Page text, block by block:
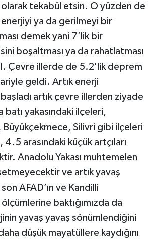
tekabül etsin. O yüzden de
ya da gerilmeyi bir
demek yani 7’lik bir
boşaltması ya da rahatlatması
Çevre illerde de 5.2'lik deprem
geldi. Artık enerji
artık çevre illerden ziyade
batı yakasındaki ilçeleri,
Büyükçekmece, Silivri gibi ilçeleri
arasındaki küçük artçıları
Anadolu Yakası muhtemelen
ve artık yavaş
AFAD’ın ve Kandilli
ölçümlerine baktığımızda da
yavaş yavaş sönümlendiğini
düşük mayatüllere kaydığını